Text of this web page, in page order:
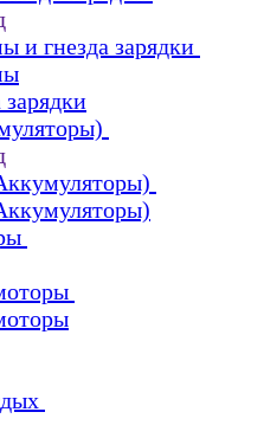
и гнезда зарядки
зарядки